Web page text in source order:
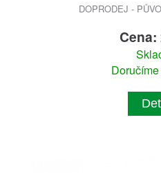
DOPRODEJ -
Cena: